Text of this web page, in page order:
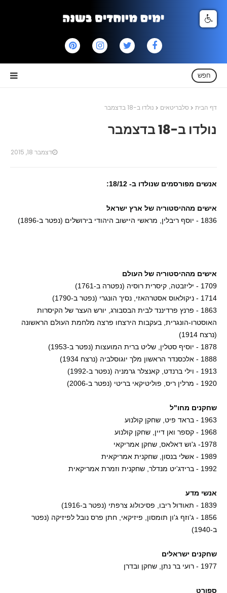
חפש
דף הבית סלבריטאים נולדו ב-18 בדצמבר
נולדו ב-18 בדצמבר
דצמבר 18, 2015
אנשים מפורסמים שנולדו ב- 18/12:
אישים מההיסטוריה של ארץ ישראל
1836 - יוסף ריבלין, מראשי היישוב היהודי בירושלים (נפטר ב-1896)
אישים מההיסטוריה של העולם
1709 - יליזבטה, קיסרית רוסיה (נפטרה ב-1761)
1714 - ניקולאוס אסטרהאזי, נסיך הונגרי (נפטר ב-1790)
1863 - פרנץ פרדיננד לבית הבסבורג, יורש העצר של הקיסרות
האוסטרו-הונגרית, בעקבות הירצחו פרצה מלחמת העולם הראשונה
(נרצח 1914)
1878 - יוסיף סטלין, שליט ברית המועצות (נפטר ב-1953)
1888 - אלכסנדר הראשון מלך יוגוסלביה (נרצח 1934)
1913 - וילי ברנדט, קאנצלר גרמניה (נפטר ב-1992)
1920 - מרלין ריס, פוליטיקאי בריטי (נפטר ב-2006)
שחקנים מחו"ל
1963 - בראד פיט, שחקן קולנוע
1968 - קספר ואן דיין, שחקן קולנוע
1978- ג'וש דאלאס, שחקן אמריקאי
1989 - אשלי בנסון, שחקנית אמריקאית
1992 - ברידג'יט מנדלר, שחקנית וזמרת אמריקאית
אנשי מדע
1839 - תאודול ריבו, פסיכולוג צרפתי (נפטר ב-1916)
1856 - ג'וזף ג'ון תומסון, פיזיקאי, חתן פרס נובל לפיזיקה (נפטר
ב-1940)
שחקנים ישראלים
1977 - רועי בר נתן, שחקן ובדרן
ספורט